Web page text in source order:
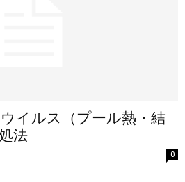
イルス（プール熱・結
法
0